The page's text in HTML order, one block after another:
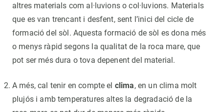
altres materials com al·luvions o col·luvions. Materials
que es van trencant i desfent, sent l’inici del cicle de
formació del sòl. Aquesta formació de sòl es dona més
o menys ràpid segons la qualitat de la roca mare, que
pot ser més dura o tova depenent del material.
A més, cal tenir en compte el clima, en un clima molt
plujós i amb temperatures altes la degradació de la